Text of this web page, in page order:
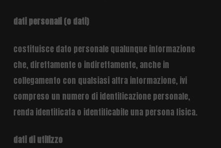
dati personali (o dati)
costituisce dato personale qualunque informazione
che, direttamente o indirettamente, anche in
collegamento con qualsiasi altra informazione, ivi
compreso un numero di identificazione personale,
renda identificata o identificabile una persona fisica.
dati di utilizzo